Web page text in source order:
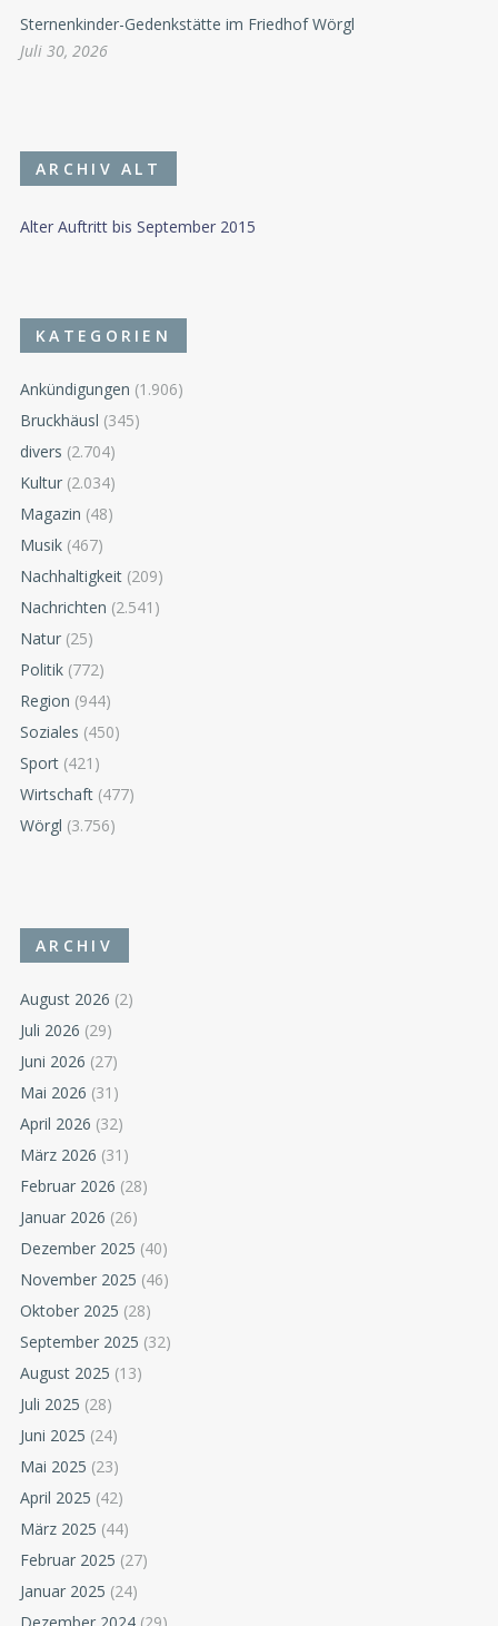
Sternenkinder-Gedenkstätte im Friedhof Wörgl
Juli 30, 2026
ARCHIV ALT
Alter Auftritt bis September 2015
KATEGORIEN
Ankündigungen (1.906)
Bruckhäusl (345)
divers (2.704)
Kultur (2.034)
Magazin (48)
Musik (467)
Nachhaltigkeit (209)
Nachrichten (2.541)
Natur (25)
Politik (772)
Region (944)
Soziales (450)
Sport (421)
Wirtschaft (477)
Wörgl (3.756)
ARCHIV
August 2026 (2)
Juli 2026 (29)
Juni 2026 (27)
Mai 2026 (31)
April 2026 (32)
März 2026 (31)
Februar 2026 (28)
Januar 2026 (26)
Dezember 2025 (40)
November 2025 (46)
Oktober 2025 (28)
September 2025 (32)
August 2025 (13)
Juli 2025 (28)
Juni 2025 (24)
Mai 2025 (23)
April 2025 (42)
März 2025 (44)
Februar 2025 (27)
Januar 2025 (24)
Dezember 2024 (29)